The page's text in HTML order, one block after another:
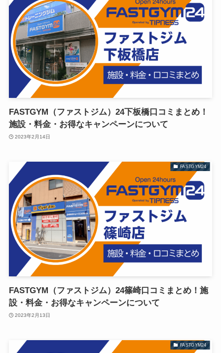
FASTGYM（ファストジム）24下板橋口コミまとめ！
施設・料金・お得なキャンペーンについて
2023年2月14日
FASTGYM24
FASTGYM（ファストジム）24篠崎口コミまとめ！施
設・料金・お得なキャンペーンについて
2023年2月13日
FASTGYM24